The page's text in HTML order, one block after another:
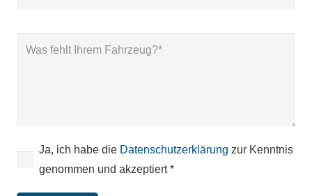
Ja, ich habe die Datenschutzerklärung zur Kenntnis
genommen und akzeptiert *